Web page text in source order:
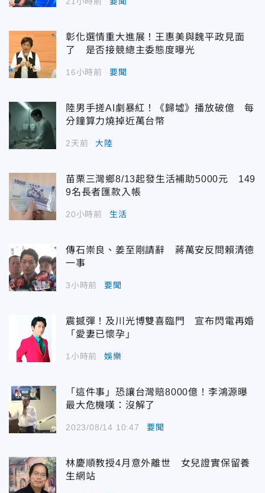
彰化選情重大進展！王惠美與魏平政見面
了 是否接競總主委態度曝光
16小時前 要聞
陸男手搓AI劇暴紅！《歸墟》播放破億 每
分鐘算力燒掉近萬台幣
2天前 大陸
苗栗三灣鄉8/13起發生活補助5000元 149
9名長者匯款入帳
20小時前 生活
傳石崇良、姜至剛請辭 蔣萬安反問賴清德
一事
3小時前 要聞
震撼彈！及川光博雙喜臨門 宣布閃電再婚
「愛妻已懷孕」
1小時前 娛樂
「這件事」恐讓台灣賠8000億！李鴻源曝
最大危機嘆：沒解了
2023/08/14 10:47 要聞
林慶順教授4月意外離世 女兒證實保留養
生網站